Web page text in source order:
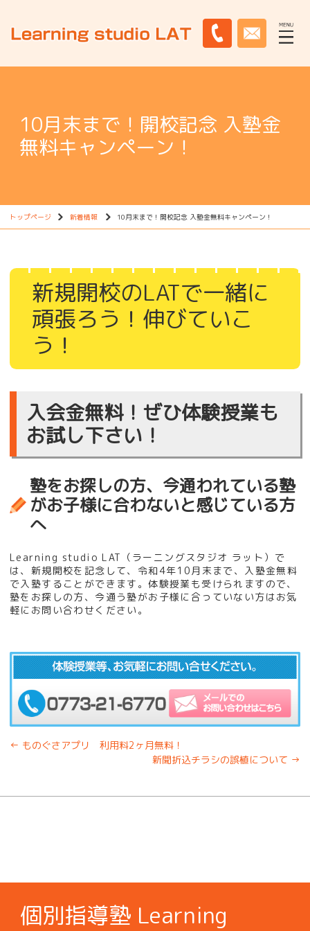
10月末まで！開校記念 入塾金
無料キャンペーン！
トップページ 新着情報 10月末まで！開校記念 入塾金無料キャンペーン！
新規開校のLATで一緒に
頑張ろう！伸びていこ
う！
入会金無料！ぜひ体験授業も
お試し下さい！
塾をお探しの方、今通われている塾
がお子様に合わないと感じている方
へ
Learning studio LAT（ラーニングスタジオ ラット）で
は、新規開校を記念して、令和4年10月末まで、入塾金無料
で入塾することができます。体験授業も受けられますので、
塾をお探しの方、今通う塾がお子様に合っていない方はお気
軽にお問い合わせください。
← ものぐさアプリ 利用料2ヶ月無料！
新聞折込チラシの誤植について →
個別指導塾 Learning